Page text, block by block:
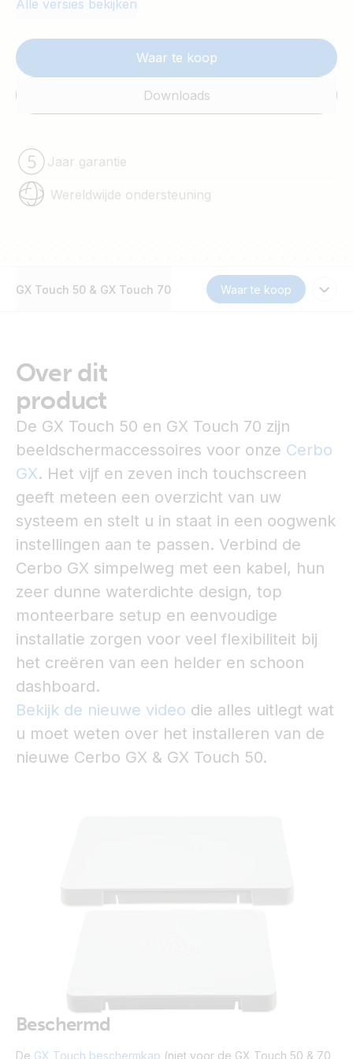
Alle versies bekijken
Waar te koop
Downloads
Jaar garantie
Wereldwijde ondersteuning
GX Touch 50 & GX Touch 70 Waar te koop
Over dit
product
De GX Touch 50 en GX Touch 70 zijn
beeldschermaccessoires voor onze Cerbo
GX. Het vijf en zeven inch touchscreen
geeft meteen een overzicht van uw
systeem en stelt u in staat in een oogwenk
instellingen aan te passen. Verbind de
Cerbo GX simpelweg met een kabel, hun
zeer dunne waterdichte design, top
monteerbare setup en eenvoudige
installatie zorgen voor veel flexibiliteit bij
het creëren van een helder en schoon
dashboard.
Bekijk de nieuwe video die alles uitlegt wat
u moet weten over het installeren van de
nieuwe Cerbo GX & GX Touch 50.
Beschermd
De GX Touch beschermkap (niet voor de GX Touch 50 & 70